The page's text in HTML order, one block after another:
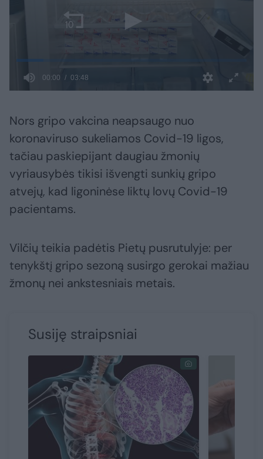
Nors gripo vakcina neapsaugo nuo
koronaviruso sukeliamos Covid-19 ligos,
tačiau paskiepijant daugiau žmonių
vyriausybės tikisi išvengti sunkių gripo
atvejų, kad ligoninėse liktų lovų Covid-19
pacientams.
Vilčių teikia padėtis Pietų pusrutulyje: per
tenykštį gripo sezoną susirgo gerokai mažiau
žmonų nei ankstesniais metais.
Susiję straipsniai